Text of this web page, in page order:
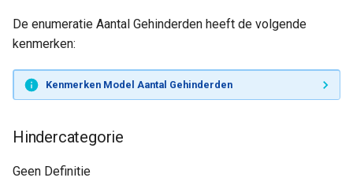
De enumeratie Aantal Gehinderden heeft de volgende
kenmerken:
Kenmerken Model Aantal Gehinderden
Hindercategorie
Geen Definitie